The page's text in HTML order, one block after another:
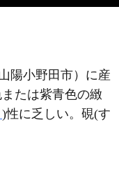
陽小野田市）に産
たは紫青色の緻
)性に乏しい。硯(す